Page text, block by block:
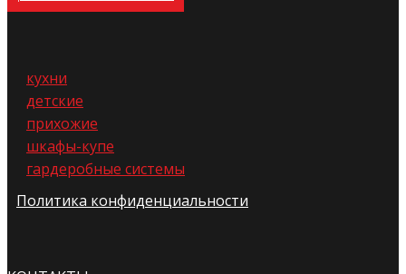
кухни
детские
прихожие
шкафы-купе
гардеробные системы
Политика конфиденциальности